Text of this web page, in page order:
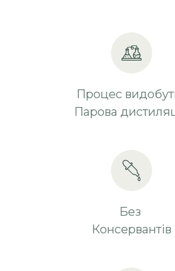
Процес
Парова
Без
Консервантів